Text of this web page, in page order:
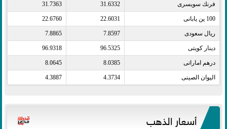
فرنك سويسرى​ 31.6332
31.7363
100 ين يابانى​ 22.6031
22.6760
ريال سعودى​ 7.8597
7.8865
دينار كويتى​ 96.5325
96.9318
درهم اماراتى​ 8.0385
8.0645
اليوان الصينى​ 4.3734
4.3887
أسعار الذهب